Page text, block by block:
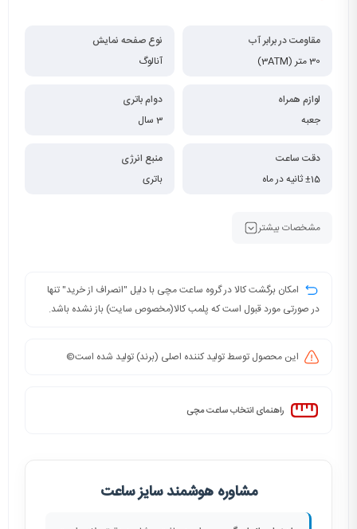
مقاومت در برابر آب
30 متر (3ATM)
نوع صفحه نمایش
آنالوگ
لوازم همراه
جعبه
دوام باتری
3 سال
دقت ساعت
±15 ثانیه در ماه
منبع انرژی
باتری
مشخصات بیشتر
امکان برگشت کالا در گروه ساعت مچی با دلیل "انصراف از خرید" تنها
در صورتی مورد قبول است که پلمب کالا(مخصوص سایت) باز نشده باشد.
این محصول توسط تولید کننده اصلی (برند) تولید شده است©️
راهنمای انتخاب ساعت مچی
مشاوره هوشمند سایز ساعت